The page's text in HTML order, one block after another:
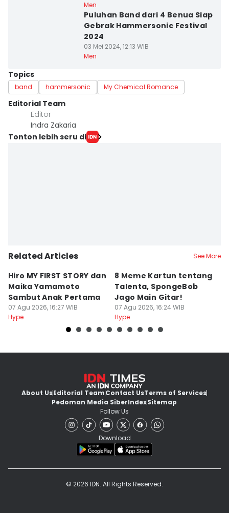
Men
Puluhan Band dari 4 Benua Siap
Gebrak Hammersonic Festival
2024
03 Mei 2024, 12:13 WIB
Men
Topics
band hammersonic My Chemical Romance
Editorial Team
Editor
Indra Zakaria
Tonton lebih seru di
Related Articles See More
Hiro MY FIRST STORY dan
Maika Yamamoto
Sambut Anak Pertama
07 Agu 2026, 16:27 WIB
Hype
8 Meme Kartun tentang
Talenta, SpongeBob
Jago Main Gitar!
07 Agu 2026, 16:24 WIB
Hype
About UsEditorial TeamContact UsTerms of Services
Pedoman Media SiberIndexSitemap
Follow Us
Download
© 2026 IDN. All Rights Reserved.